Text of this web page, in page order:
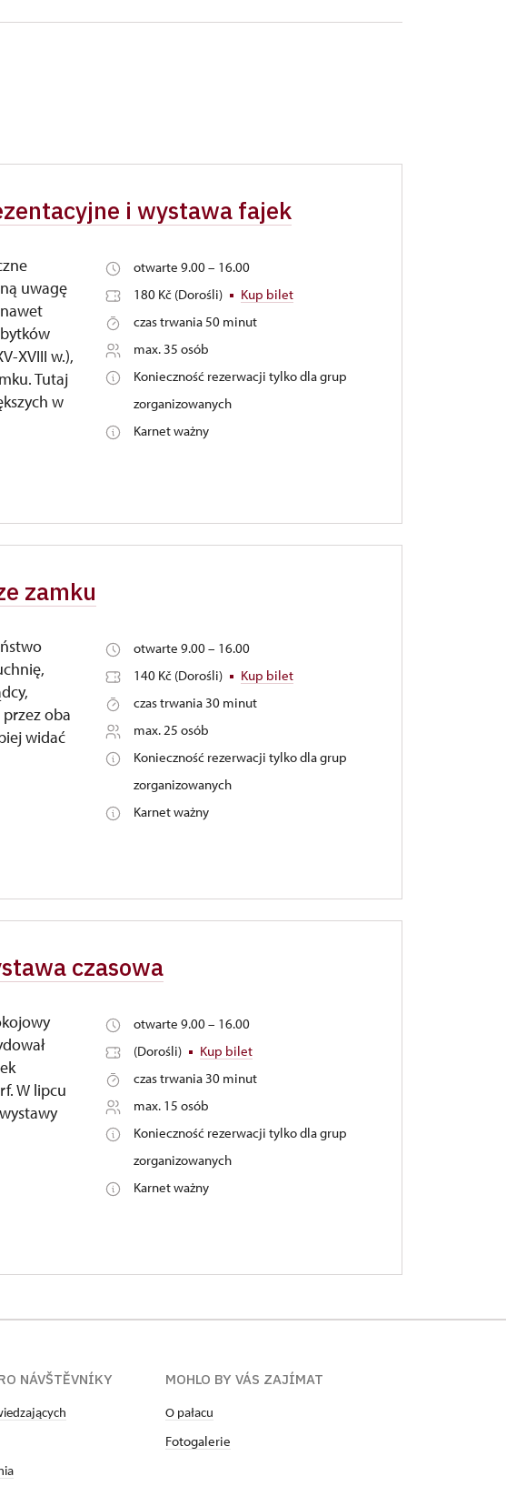
i wystawa fajek
uwagę
XVIII w.),
Tutaj
w
otwarte 9.00 – 16.00
180 Kč (Dorośli)
Kup bilet
czas trwania 50 minut
max. 35 osób
Konieczność rezerwacji tylko dla grup
zorganizowanych
Karnet ważny
zamku
przez oba
widać
otwarte 9.00 – 16.00
140 Kč (Dorośli)
Kup bilet
czas trwania 30 minut
max. 25 osób
Konieczność rezerwacji tylko dla grup
zorganizowanych
Karnet ważny
czasowa
W lipcu
otwarte 9.00 – 16.00
(Dorośli)
Kup bilet
czas trwania 30 minut
max. 15 osób
Konieczność rezerwacji tylko dla grup
zorganizowanych
Karnet ważny
NÁVŠTĚVNÍKY MOHLO BY VÁS ZAJÍMAT
O pałacu
Fotogalerie